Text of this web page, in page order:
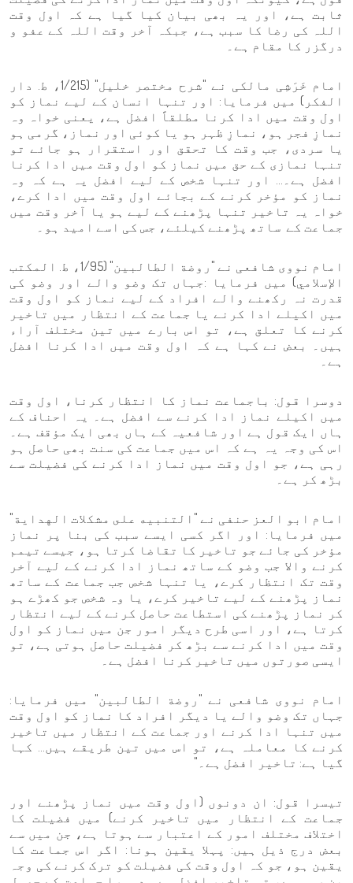
ثابت ہے، اور یہ بھی بیان کیا گیا ہے کہ اول وقت
اللہ کی رضا کا سبب ہے، جبکہ آخر وقت اللہ کے عفو و
درگزر کا مقام ہے۔
امام خَرَشِی مالکی نے "شرح مختصر خلیل" (1/215، ط. دار
الفكر) میں فرمایا: اور تنہا انسان کے لیے نماز کو
اول وقت میں ادا کرنا مطلقاً افضل ہے، یعنی خواہ وہ
نمازِ فجر ہو، نمازِ ظہر ہو یا کوئی اور نماز، گرمی ہو
یا سردی، جب وقت کا تحقق اور استقرار ہو جائے تو
تنہا نمازی کے حق میں نماز کو اول وقت میں ادا کرنا
افضل ہے۔... اور تنہا شخص کے لیے افضل یہ ہے کہ وہ
نماز کو مؤخر کرنے کے بجائے اول وقت میں ادا کرے،
خواہ یہ تاخیر تنہا پڑھنے کے لیے ہو یا آخر وقت میں
جماعت کے ساتھ پڑھنے کیلئے، جس کی اسے امید ہو۔
امام نووی شافعی نے "روضة الطالبين" (1/95، ط. المكتب
الإسلامي) میں فرمایا :جہاں تک وضو والے اور وضو کی
قدرت نہ رکھنے والے افراد کے لیے نماز کو اول وقت
میں اکیلے ادا کرنے یا جماعت کے انتظار میں تاخیر
کرنے کا تعلق ہے، تو اس بارے میں تین مختلف آراء
ہیں۔ بعض نے کہا ہے کہ اول وقت میں ادا کرنا افضل
ہے۔
دوسرا قول: باجماعت نماز کا انتظار کرنا، اول وقت
میں اکیلے نماز ادا کرنے سے افضل ہے۔ یہ احناف کے
ہاں ایک قول ہے اور شافعیہ کے ہاں بھی ایک مؤقف ہے۔
اس کی وجہ یہ ہے کہ اس میں جماعت کی سنت بھی حاصل ہو
رہی ہے، جو اول وقت میں نماز ادا کرنے کی فضیلت سے
بڑھ کر ہے۔
امام ابو العز حنفی نے "التنبيه على مشكلات الهداية"
میں فرمایا: اور اگر کسی ایسے سبب کی بنا پر نماز
مؤخر کی جائے جو تاخیر کا تقاضا کرتا ہو، جیسے تیمم
کرنے والا جب وضو کے ساتھ نماز ادا کرنے کے لیے آخر
وقت تک انتظار کرے، یا تنہا شخص جب جماعت کے ساتھ
نماز پڑھنے کے لیے تاخیر کرے، یا وہ شخص جو کھڑے ہو
کر نماز پڑھنے کی استطاعت حاصل کرنے کے لیے انتظار
کرتا ہے، اور اسی طرح دیگر امور جن میں نماز کو اول
وقت میں ادا کرنے سے بڑھ کر فضیلت حاصل ہوتی ہے، تو
ایسی صورتوں میں تاخیر کرنا افضل ہے۔
امام نووی شافعی نے "روضة الطالبين" میں فرمایا:
جہاں تک وضو والے یا دیگر افراد کا نماز کو اول وقت
میں تنہا ادا کرنے اور جماعت کے انتظار میں تاخیر
کرنے کا معاملہ ہے، تو اس میں تین طریقے ہیں... کہا
گیا ہے: تاخیر افضل ہے۔"
تیسرا قول: ان دونوں (اول وقت میں نماز پڑھنے اور
جماعت کے انتظار میں تاخیر کرنے) میں فضیلت کا
اختلاف مختلف امور کے اعتبار سے ہوتا ہے، جن میں سے
بعض درج ذیل ہیں: پہلا یقین ہونا: اگر اس جماعت کا
یقین ہو، جو کہ اول وقت کی فضیلت کو ترک کرنے کی وجہ